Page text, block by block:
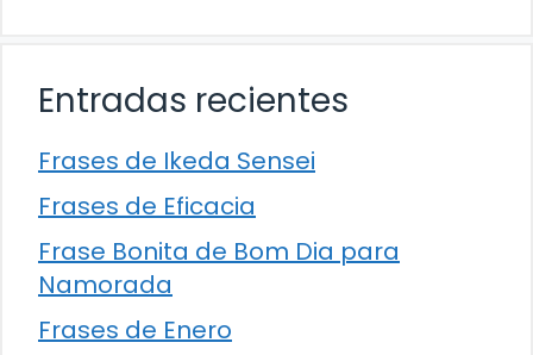
Entradas recientes
Frases de Ikeda Sensei
Frases de Eficacia
Frase Bonita de Bom Dia para
Namorada
Frases de Enero